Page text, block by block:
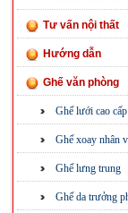
Tư vấn nội thất
Hướng dẫn
Ghế văn phòng
Ghế lưới cao cấp
Ghế xoay nhân
Ghế lưng trung
Ghế da trưởng